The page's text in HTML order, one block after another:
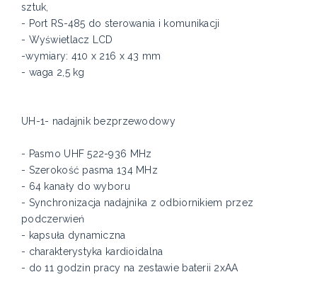
sztuk,
- Port RS-485 do sterowania i komunikacji
- Wyświetlacz LCD
-wymiary: 410 x 216 x 43 mm
- waga 2,5 kg
UH-1- nadajnik bezprzewodowy
- Pasmo UHF 522-936 MHz
- Szerokość pasma 134 MHz
- 64 kanały do wyboru
- Synchronizacja nadajnika z odbiornikiem przez
podczerwień
- kapsuła dynamiczna
- charakterystyka kardioidalna
- do 11 godzin pracy na zestawie baterii 2xAA